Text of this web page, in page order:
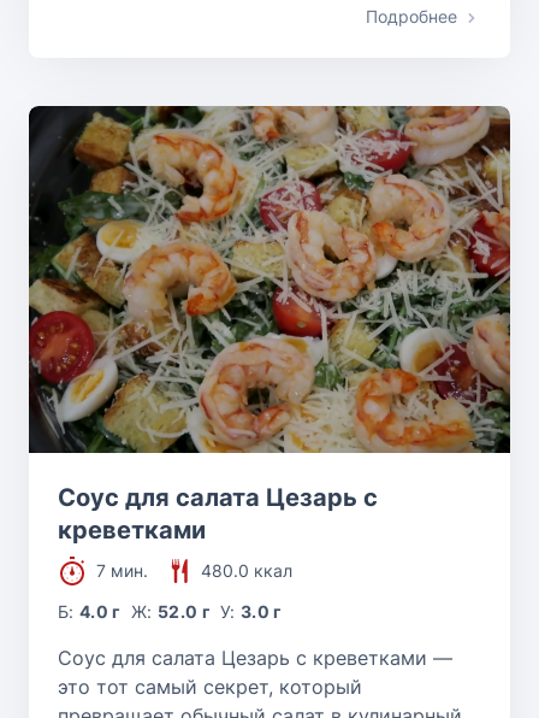
Подробнее
Соус для салата Цезарь с
креветками
7 мин.
480.0 ккал
Б:4.0 г Ж: 52.0 г У:3.0 г
Соус для салата Цезарь с креветками —
это тот самый секрет, который